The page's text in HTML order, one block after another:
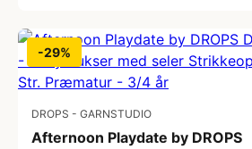
-29%
DROPS - GARNSTUDIO
Afternoon Playdate by DROPS